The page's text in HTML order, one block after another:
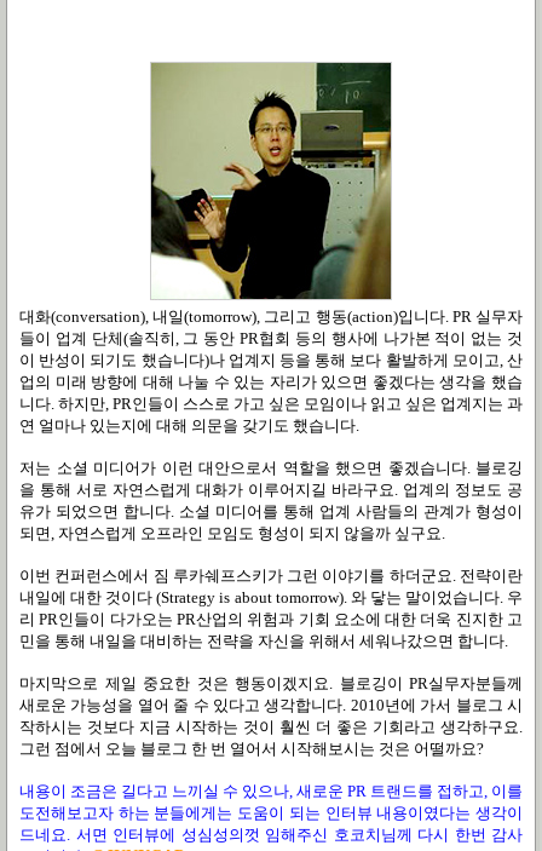
대화(conversation), 내일(tomorrow), 그리고 행동(action)입니다. PR 실무자
들이 업계 단체(솔직히, 그 동안 PR협회 등의 행사에 나가본 적이 없는 것
이 반성이 되기도 했습니다)나 업계지 등을 통해 보다 활발하게 모이고, 산
업의 미래 방향에 대해 나눌 수 있는 자리가 있으면 좋겠다는 생각을 했습
니다. 하지만, PR인들이 스스로 가고 싶은 모임이나 읽고 싶은 업계지는 과
연 얼마나 있는지에 대해 의문을 갖기도 했습니다.
저는 소셜 미디어가 이런 대안으로서 역할을 했으면 좋겠습니다. 블로깅
을 통해 서로 자연스럽게 대화가 이루어지길 바라구요. 업계의 정보도 공
유가 되었으면 합니다. 소셜 미디어를 통해 업계 사람들의 관계가 형성이
되면, 자연스럽게 오프라인 모임도 형성이 되지 않을까 싶구요.
이번 컨퍼런스에서 짐 루카쉐프스키가 그런 이야기를 하더군요. 전략이란
내일에 대한 것이다 (Strategy is about tomorrow). 와 닿는 말이었습니다. 우
리 PR인들이 다가오는 PR산업의 위험과 기회 요소에 대한 더욱 진지한 고
민을 통해 내일을 대비하는 전략을 자신을 위해서 세워나갔으면 합니다.
마지막으로 제일 중요한 것은 행동이겠지요. 블로깅이 PR실무자분들께
새로운 가능성을 열어 줄 수 있다고 생각합니다. 2010년에 가서 블로그 시
작하시는 것보다 지금 시작하는 것이 훨씬 더 좋은 기회라고 생각하구요.
그런 점에서 오늘 블로그 한 번 열어서 시작해보시는 것은 어떨까요?
내용이 조금은 길다고 느끼실 수 있으나, 새로운 PR 트랜드를 접하고, 이를
도전해보고자 하는 분들에게는 도움이 되는 인터뷰 내용이였다는 생각이
드네요. 서면 인터뷰에 성심성의껏 임해주신 호코치님께 다시 한번 감사